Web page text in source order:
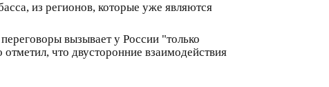
из регионов, которые уже являются
вызывает у России "только
что двусторонние взаимодействия